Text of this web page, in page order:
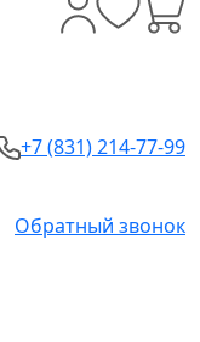
+7 (831) 214-77-99
Обратный звонок